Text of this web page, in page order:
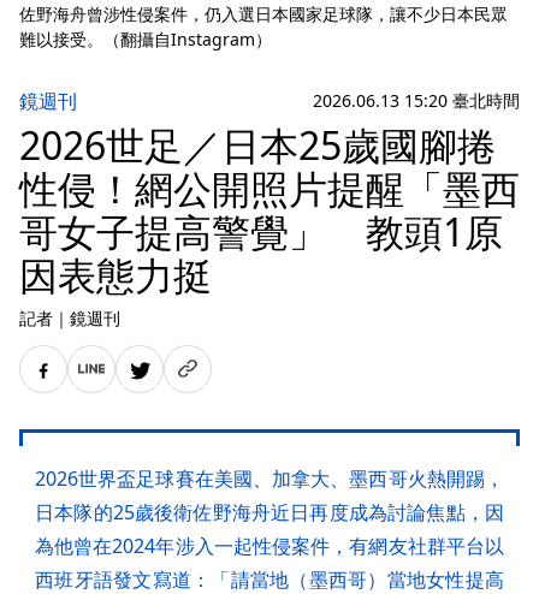
佐野海舟曾涉性侵案件，仍入選日本國家足球隊，讓不少日本民眾
難以接受。（翻攝自Instagram）
鏡週刊 2026.06.13 15:20 臺北時間
2026世足／日本25歲國腳捲
性侵！網公開照片提醒「墨西
哥女子提高警覺」 教頭1原
因表態力挺
記者 ｜ 鏡週刊
2026世界盃足球賽在美國、加拿大、墨西哥火熱開踢，
日本隊的25歲後衛佐野海舟近日再度成為討論焦點，因
為他曾在2024年涉入一起性侵案件，有網友社群平台以
西班牙語發文寫道：「請當地（墨西哥）當地女性提高